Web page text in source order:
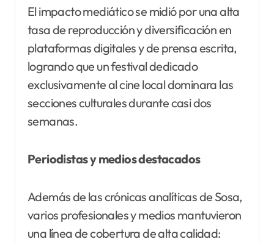
El impacto mediático se midió por una alta
tasa de reproducción y diversificación en
plataformas digitales y de prensa escrita,
logrando que un festival dedicado
exclusivamente al cine local dominara las
secciones culturales durante casi dos
semanas.
Periodistas y medios destacados
Además de las crónicas analíticas de Sosa,
varios profesionales y medios mantuvieron
una línea de cobertura de alta calidad: